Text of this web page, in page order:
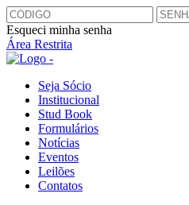
Esqueci minha senha
Área Restrita
Seja Sócio
Institucional
Stud Book
Formulários
Notícias
Eventos
Leilões
Contatos